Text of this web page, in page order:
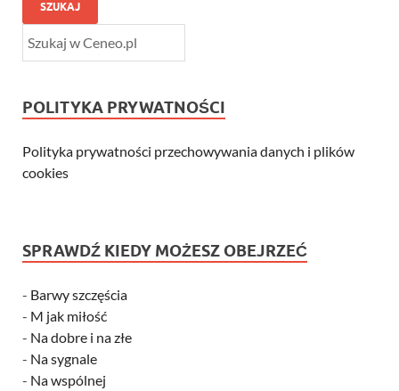
SZUKAJ
POLITYKA PRYWATNOŚCI
Polityka prywatności przechowywania danych i plików
cookies
SPRAWDŹ KIEDY MOŻESZ OBEJRZEĆ
- Barwy szczęścia
- M jak miłość
- Na dobre i na złe
- Na sygnale
- Na wspólnej